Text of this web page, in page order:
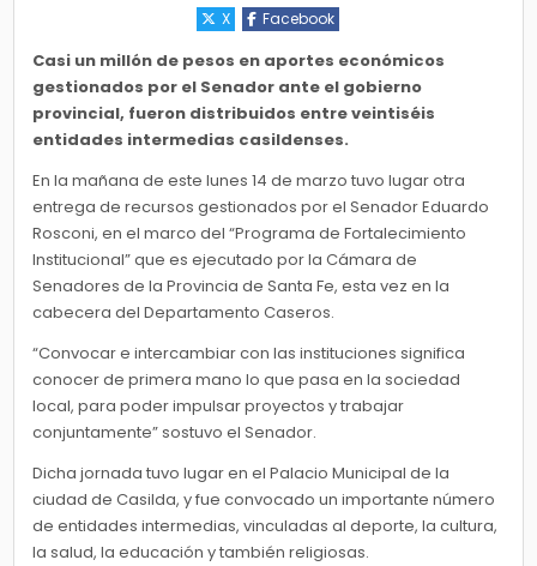
X
Facebook
Casi un millón de pesos en aportes económicos
gestionados por el Senador ante el gobierno
provincial, fueron distribuidos entre veintiséis
entidades intermedias casildenses.
En la mañana de este lunes 14 de marzo tuvo lugar otra
entrega de recursos gestionados por el Senador Eduardo
Rosconi, en el marco del “Programa de Fortalecimiento
Institucional” que es ejecutado por la Cámara de
Senadores de la Provincia de Santa Fe, esta vez en la
cabecera del Departamento Caseros.
“Convocar e intercambiar con las instituciones significa
conocer de primera mano lo que pasa en la sociedad
local, para poder impulsar proyectos y trabajar
conjuntamente” sostuvo el Senador.
Dicha jornada tuvo lugar en el Palacio Municipal de la
ciudad de Casilda, y fue convocado un importante número
de entidades intermedias, vinculadas al deporte, la cultura,
la salud, la educación y también religiosas.